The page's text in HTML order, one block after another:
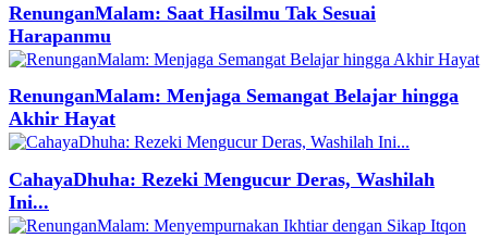
RenunganMalam: Saat Hasilmu Tak Sesuai
Harapanmu
RenunganMalam: Menjaga Semangat Belajar hingga
Akhir Hayat
CahayaDhuha: Rezeki Mengucur Deras, Washilah
Ini...